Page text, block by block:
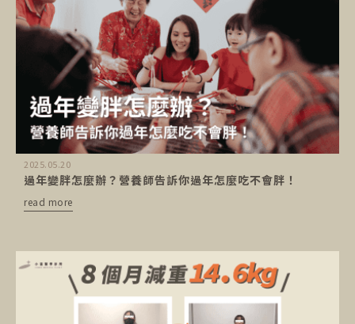
2025.05.20
過年變胖怎麼辦？營養師告訴你過年怎麼吃不會胖！
read more